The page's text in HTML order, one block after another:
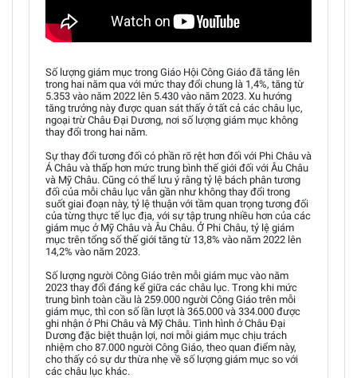
Số lượng giám mục trong Giáo Hội Công Giáo đã tăng lên
trong hai năm qua với mức thay đổi chung là 1,4%, tăng từ
5.353 vào năm 2022 lên 5.430 vào năm 2023. Xu hướng
tăng trưởng này được quan sát thấy ở tất cả các châu lục,
ngoại trừ Châu Đại Dương, nơi số lượng giám mục không
thay đổi trong hai năm.
Sự thay đổi tương đối có phần rõ rệt hơn đối với Phi Châu và
Á Châu và thấp hơn mức trung bình thế giới đối với Âu Châu
và Mỹ Châu. Cũng có thể lưu ý rằng tỷ lệ bách phân tương
đối của mỗi châu lục vẫn gần như không thay đổi trong
suốt giai đoạn này, tỷ lệ thuận với tầm quan trọng tương đối
của từng thực tế lục địa, với sự tập trung nhiều hơn của các
giám mục ở Mỹ Châu và Âu Châu. Ở Phi Châu, tỷ lệ giám
mục trên tổng số thế giới tăng từ 13,8% vào năm 2022 lên
14,2% vào năm 2023.
Số lượng người Công Giáo trên mỗi giám mục vào năm
2023 thay đổi đáng kể giữa các châu lục. Trong khi mức
trung bình toàn cầu là 259.000 người Công Giáo trên mỗi
giám mục, thì con số lần lượt là 365.000 và 334.000 được
ghi nhận ở Phi Châu và Mỹ Châu. Tình hình ở Châu Đại
Dương đặc biệt thuận lợi, nơi mỗi giám mục chịu trách
nhiệm cho 87.000 người Công Giáo, theo quan điểm này,
cho thấy có sự dư thừa nhẹ về số lượng giám mục so với
các châu lục khác.